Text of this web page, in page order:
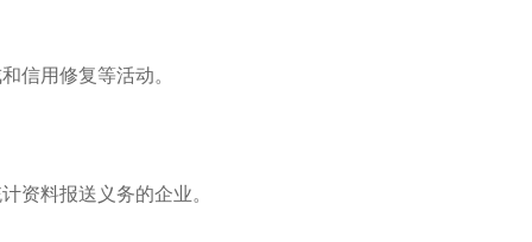
信用修复等活动。
资料报送义务的企业。